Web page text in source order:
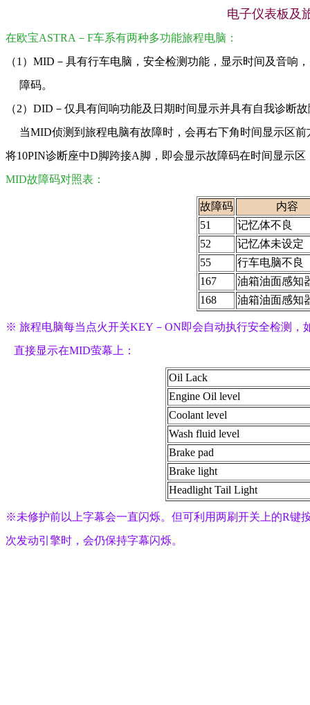
电子仪表板及
在欧宝ASTRA－F车系有两种多功能旅程电脑：
（1）MID－具有行车电脑，安全检测功能，显示时间及音响
     障码。
（2）DID－仅具有间响功能及日期时间显示并具有自我诊断
当MID侦测到旅程电脑有故障时，会再右下角时间显示区
将10PIN诊断座中D脚跨接A脚，即会显示故障码在时间显示区
MID故障码对照表：
故障码
内容
51
记忆体不良
52
记忆体未设定
55
行车电脑不良
167
油箱油面感知
168
油箱油面感知
※ 旅程电脑每当点火开关KEY－ON即会自动执行安全检测，
   直接显示在MID萤幕上：
Oil Lack
Engine Oil level
Coolant level
Wash fluid level
Brake pad
Brake light
Headlight Tail Light
※未修护前以上字幕会一直闪烁。但可利用两刷开关上的R键
次发动引擎时，会仍保持字幕闪烁。